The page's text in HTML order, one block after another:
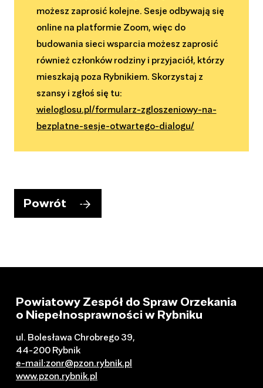
możesz zaprosić kolejne. Sesje odbywają się
online na platformie Zoom, więc do
budowania sieci wsparcia możesz zaprosić
również członków rodziny i przyjaciół, którzy
mieszkają poza Rybnikiem. Skorzystaj z
szansy i zgłoś się tu:
wieloglosu.pl/formularz-zgloszeniowy-na-
bezplatne-sesje-otwartego-dialogu/
Powrót
Powiatowy Zespół do Spraw Orzekania
o Niepełnosprawności w Rybniku
ul. Bolesława Chrobrego 39,
44-200 Rybnik
e-mail:zonr@pzon.rybnik.pl
www.pzon.rybnik.pl